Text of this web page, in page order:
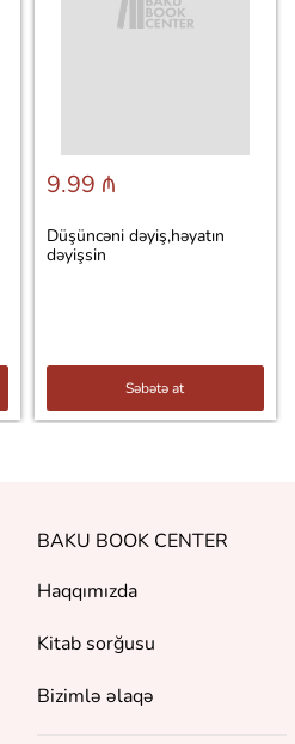
9.99 ₼
Düşüncəni dəyiş,həyatın
dəyişsin
Səbətə at
BAKU BOOK CENTER
Haqqımızda
Kitab sorğusu
Bizimlə əlaqə